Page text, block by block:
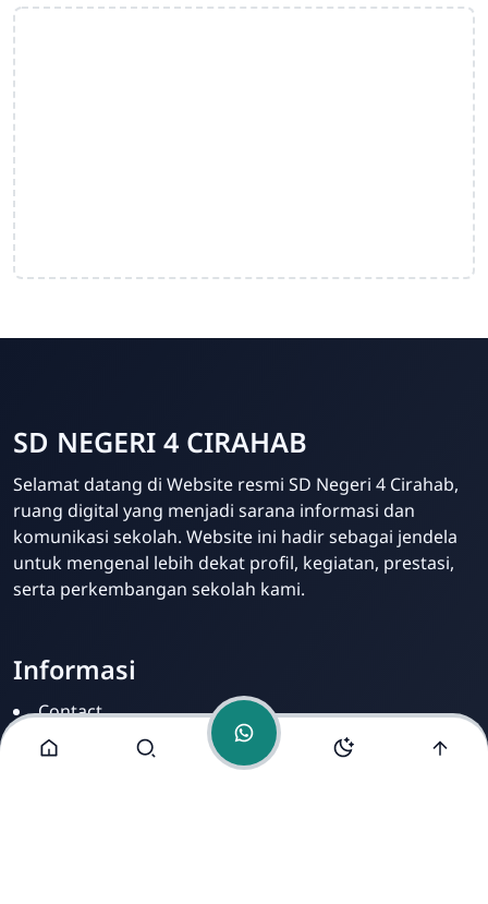
Admin
Online
SD NEGERI 4 CIRAHAB
Selamat datang di Website resmi SD Negeri 4 Cirahab,
ruang digital yang menjadi sarana informasi dan
komunikasi sekolah. Website ini hadir sebagai jendela
untuk mengenal lebih dekat profil, kegiatan, prestasi,
serta perkembangan sekolah kami.
Informasi
Contact
Disclamer